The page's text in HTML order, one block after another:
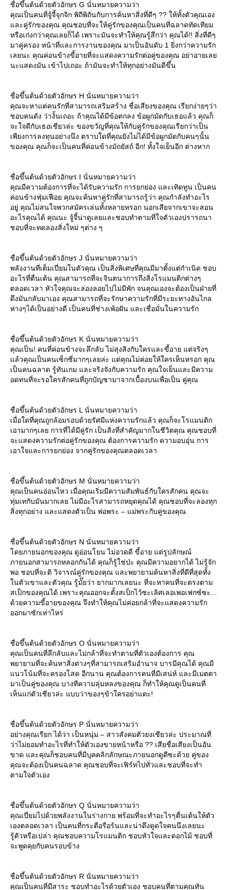
ชื่อขึ้นต้นด้วยตัวอักษร G นั่นหมายความว่า
คุณเป็นคนที่จู้จี้จุกจิก พิถีพิถันกับการค้นหาสิ่งที่ดีๆ ?? ให้ทั้งตัวคุณเอง
ละคู่รักของคุณ คุณชอบที่จะให้คู่รักของคุณเป็นคนที่ฉลาดทัดเทียม
หรือเก่งกว่าคุณเลยก็ได้ เพราะมันจะทำให้คุณรู้สึกว่า คุณได้!! สิ่งที่ดีๆ
มาคู่ครอง หน้าที่และการงานของคุณ มาเป็นอันดับ 1 ยิ่งกว่าความรัก
เลยนะ คุณค่อนข้างขี้อายที่จะแสดงความรักต่อคู่ของคุณ อย่าอายเล
นะแสดงมัน เข้าไปเถอะ ถ้ามันจะทำให้ทุกอย่างมันดีขึ้น
ชื่อขึ้นต้นด้วยตัวอักษร H นั่นหมายความว่า
คุณจะหาแต่คนรักที่สามารถเสริมสร้าง ชื่อเสียงของคุณ เรียกง่ายๆว่า
ชอบคนดัง ว่างั้นเถอะ ถ้าคุณได้มีข้อตกลง ข้อผูกมัดกับเธอแล้ว คุณก็
จะใจดีกับเธอเชียวล่ะ ของขวัญที่คุณให้กับคู่รักของคุณเรียกว่าเป็น
เพียงการลงทุนอย่างนึง ตราบใดที่คุณยังไม่ได้มีข้อผูกมัดกับคนๆนั้น
ของคุณ คุณก็จะเป็นคนที่ค่อนข้างมัถยัสถ์ อีก! ทั้งใจเย็นอีก ต่างหาก
ชื่อขึ้นต้นด้วยตัวอักษร I นั่นหมายความว่า
คุณมีความต้องการที่จะได้รับความรัก การยกย่อง และเทิดทูน เป็นคน
ค่อนข้างฟุ่มเฟือย คุณจะค้นหาคู่รักที่สามารถรู้ว่า คุณกำลังทำอะไร
อยู่ คุณไม่สนใจพวกสมัครเล่นทั้งหลายหรอก นอกเสียจากเขาจะสอน
อะไรคุณได้ คุณนะ จู้จี้น่าดูเลยและชอบทำตามที่ใจตัวเองปรารถนา
ชอบที่จะทดลองสิ่งใหม่ ๆต่าง ๆ
ชื่อขึ้นต้นด้วยตัวอักษร J นั่นหมายความว่า
พลังงานที่เต็มเปี่ยมในตัวคุณ เป็นสิ่งพิเศษที่คุณมีมาตั้งแต่กำเนิด ชอบ
อะไรที่ตื่นเต้น คุณสามารถที่จะจินตนาการถึงสิ่งโรแมนติกต่างๆ
ตลอดเวลา หัวใจคุณจะล่องลอยไปไม่มีพัก จนคุณเองจะต้องเป็นฝ่ายที่
ดึงมันกลับมาเอง คุณสามารถที่จะรักษาความรักที่มีระยะทางอันไกล
ห่างๆได้เป็นอย่างดี เป็นคนที่ช่างเพ้อฝัน และเชื่อมั่นในความรัก
ชื่อขึ้นต้นด้วยตัวอักษร K นั่นหมายความว่า
คุณเป็น! คนที่ค่อนข้างจะลึกลับ ไม่สุงสิงกับใครและขี้อาย แต่จริงๆ
ล้วคุณเป็นคนเซ็กซี่มากๆเลยล่ะ แต่คุณไม่ค่อยให้ใครเห็นหรอก คุณ
เป็นคนฉลาด รู้ทันเกม และจริงจังกับความรัก คุณใจเย็นและมีความ
อดทนที่จะรอใครสักคนที่ถูกบัญชามาจากเบื้องบนเพื่อเป็น คู่คุณ
ชื่อขึ้นต้นด้วยตัวอักษร L นั่นหมายความว่า
เมื่อใดที่คุณถูกล้อมรอบด้วยรัศมีแห่งความรักแล้ว คุณก็จะโรแมนติก
เอามากๆเลย การที่ได้มีคู่รัก เป็นสิ่งที่สำคัญมากในชีวิตคุณ คุณชอบที่
จะแสดงความรักต่อคู่รักของคุณ ต้องการความรัก ความอบอุ่น การ
เอาใจและการยกย่อง จากคู่รักของคุณตลอดเวลา
ชื่อขึ้นต้นด้วยตัวอักษร M นั่นหมายความว่า
คุณเป็นคนอ่อนไหว เมื่อคุณเริ่มมีความสัมพันธ์กับใครสักคน คุณจะ
ทุ่มเทกับมันมากเลย ไม่มีอะไรสามารถหยุดคุณได้ คุณชอบที่จะลองทุก
สิ่งทุกอย่าง และแสดงตัวเป็น พ่อพระ – แม่พระกับคู่ของคุณ
ชื่อขึ้นต้นด้วยตัวอักษร N นั่นหมายความว่า
ดยภายนอกของคุณ ดูอ่อนโยน ไม่อวดดี ขี้อาย แต่รูปลักษณ์
ภายนอกสามารถหลอกกันได้ คุณก็รู้ใช่ป่ะ คุณมีความอยากได้ ไม่รู้จัก
พอ ชอบที่จะติ วิจารณ์คู่รักของคุณ และพยายามค้นหาสิ่งที่ดีที่สุดทั้ง
นตัวเขาและตัวคุณ รู้มั๊ยว่า ยากมากเลยนะ ที่จะหาคนที่จะตรงตาม
สเป็กของคุณได้ เพราะคุณออกจะตั้งสเป็กไว้ซะเลิศเลอเพอเฟกซ์ซะ...
ด้วยความขี้อายของคุณ จึงทำให้คุณไม่ค่อยกล้าที่จะแสดงความรัก
ออกมาซักเท่าไหร่
ชื่อขึ้นต้นด้วยตัวอักษร O นั่นหมายความว่า
คุณเป็นคนที่ลึกลับและไม่กล้าที่จะทำตามที่ตัวเองต้องการ คุณ
พยายามที่จะค้นหาสิ่งต่างๆที่สามารถเสริมอำนาจ บารมีคุณได้ คุณมี
นวโน้มที่จะครองโสด อีกนาน คุณต้องการคนที่มีเสน่ห์ และมีเมตตา
มาเป็นคู่ของคุณ บางทีความลุ่มหลงของคุณ ก็ทำให้คุณดูเป็นคนที่
เห็นแก่ตัวเชียวล่ะ แบบว่าของๆข้าใครอย่าแตะ!
ชื่อขึ้นต้นด้วยตัวอักษร P นั่นหมายความว่า
อย่างคุณเรียก ได้ว่า เป็นหนุ่ม – สาวสังคมตัวยงเชียวล่ะ ประมาณที่
ว่าไม่ยอมทำอะไรที่ทำให้ตัวเองขายหน้าหรือ ?? เสียชื่อเสียงเป็นอัน
ขาด และคุณก็ชอบคนที่มีบุคคลิกลักษณะภายนอกดูดีซะด้วย คู่ของ
คุณจะต้องเป็นคนฉลาด คุณชอบที่จะเฟิร์ทไปทั่วและชอบที่จะทำ
ตามใจตัวเอง
ชื่อขึ้นต้นด้วยตัวอักษร Q นั่นหมายความว่า
คุณเปี่ยมไปด้วยพลังงานในร่างกาย พร้อมที่จะทำอะไรๆตื่นเต้นให้ตัว
เองตลอดเวลา เป็นคนที่กระตือรือร้นและน่าดึงดูดใจคนนึงเลยนะ
รู้ตัวหรือเปล่า คุณชอบความโรแมนติก ชอบหัวใจและดอกไม้ ชอบที่
จะพูดคุยกับคนรอบข้าง
ชื่อขึ้นต้นด้วยตัวอักษร R นั่นหมายความว่า
คุณเป็นคนที่มีสาระ ชอบทำอะไรด้วยตัวเอง ชอบคนที่ตามคุณทัน